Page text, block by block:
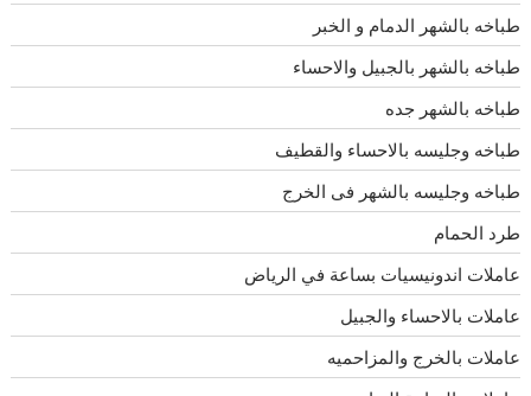
طباخه بالشهر الدمام و الخبر
طباخه بالشهر بالجبيل والاحساء
طباخه بالشهر جده
طباخه وجليسه بالاحساء والقطيف
طباخه وجليسه بالشهر فى الخرج
طرد الحمام
عاملات اندونيسيات بساعة في الرياض
عاملات بالاحساء والجبيل
عاملات بالخرج والمزاحميه